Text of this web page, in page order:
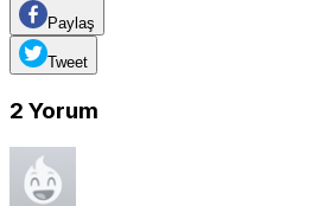
Paylaş
Tweet
2 Yorum